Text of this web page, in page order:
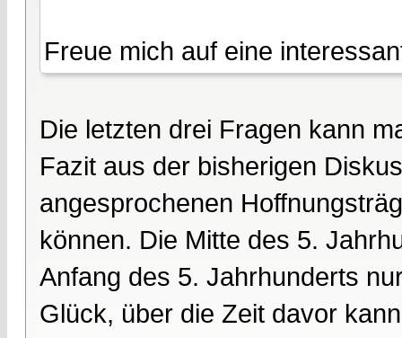
Freue mich auf eine
Die letzten drei Fragen kann
Fazit aus der bisherigen
angesprochenen
können. Die Mitte des 5.
Anfang des 5. Jahrhunderts
Glück, über die Zeit davor